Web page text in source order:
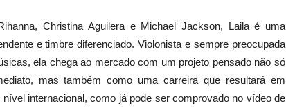
Christina Aguilera e Michael Jackson, Laila é uma
e timbre diferenciado. Violonista e sempre preocupada
ela chega ao mercado com um projeto pensado não só
mas também como uma carreira que resultará em
internacional, como já pode ser comprovado no vídeo de